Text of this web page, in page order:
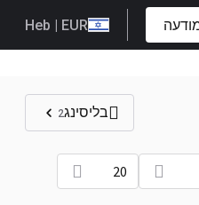
Heb | EUR
בליסינג2
20